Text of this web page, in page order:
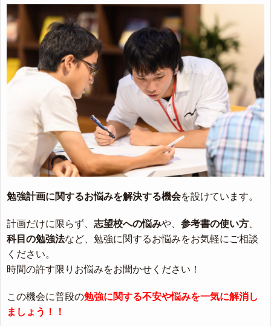
勉強計画に関するお悩みを解決する機会を設けています。
計画だけに限らず、 志望校への悩みや、 参考書の使い方
科目の勉強法など、勉強に関するお悩みをお気軽にご相談
ください。
時間の許す限りお悩みをお聞かせください！
この機会に普段の勉強に関する不安や悩みを一気に解消し
ましょう！！